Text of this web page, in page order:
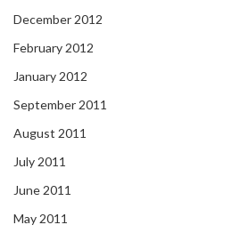
December 2012
February 2012
January 2012
September 2011
August 2011
July 2011
June 2011
May 2011